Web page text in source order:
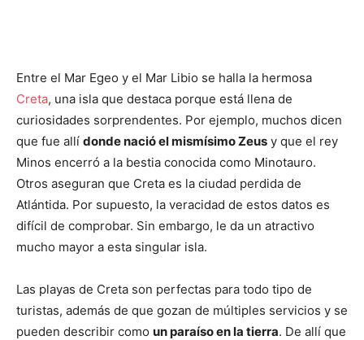
Entre el Mar Egeo y el Mar Libio se halla la hermosa
Creta, una isla que destaca porque está llena de
curiosidades sorprendentes. Por ejemplo, muchos dicen
que fue allí donde nació el mismísimo Zeus y que el rey
Minos encerró a la bestia conocida como Minotauro.
Otros aseguran que Creta es la ciudad perdida de
Atlántida. Por supuesto, la veracidad de estos datos es
difícil de comprobar. Sin embargo, le da un atractivo
mucho mayor a esta singular isla.
Las playas de Creta son perfectas para todo tipo de
turistas, además de que gozan de múltiples servicios y se
pueden describir como un paraíso en la tierra. De allí que